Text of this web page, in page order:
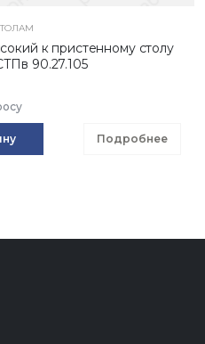
к пристенному столу
90.27.105
Подробнее